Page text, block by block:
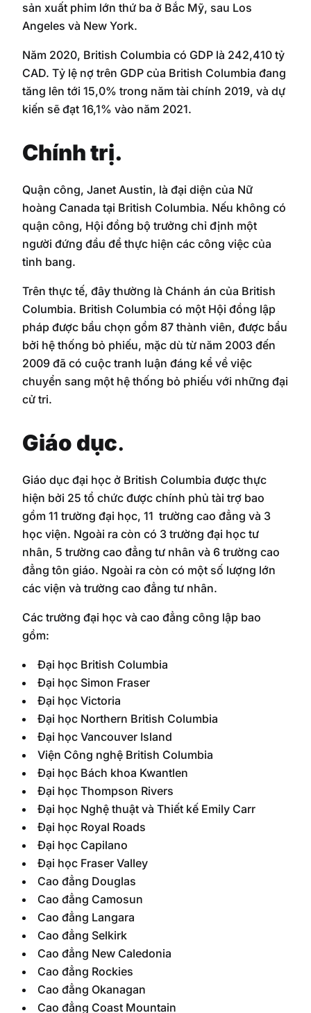
sản xuất phim lớn thứ ba ở Bắc Mỹ, sau Los
Angeles và New York.
Năm 2020, British Columbia có GDP là 242,410 tỷ
CAD. Tỷ lệ nợ trên GDP của British Columbia đang
tăng lên tới 15,0% trong năm tài chính 2019, và dự
kiến ​​sẽ đạt 16,1% vào năm 2021.
Chính trị.
Quận công, Janet Austin, là đại diện của Nữ
hoàng Canada tại British Columbia. Nếu không có
quận công, Hội đồng bộ trưởng chỉ định một
người đứng đầu để thực hiện các công việc của
tỉnh bang.
Trên thực tế, đây thường là Chánh án của British
Columbia. British Columbia có một Hội đồng lập
pháp được bầu chọn gồm 87 thành viên, được bầu
bởi hệ thống bỏ phiếu, mặc dù từ năm 2003 đến
2009 đã có cuộc tranh luận đáng kể về việc
chuyển sang một hệ thống bỏ phiếu với những đại
cử tri.
Giáo dục.
Giáo dục đại học ở British Columbia được thực
hiện bởi 25 tổ chức được chính phủ tài trợ bao
gồm 11 trường đại học, 11 trường cao đẳng và 3
học viện. Ngoài ra còn có 3 trường đại học tư
nhân, 5 trường cao đẳng tư nhân và 6 trường cao
đẳng tôn giáo. Ngoài ra còn có một số lượng lớn
các viện và trường cao đẳng tư nhân.
Các trường đại học và cao đẳng công lập bao
gồm:
Đại học British Columbia
Đại học Simon Fraser
Đại học Victoria
Đại học Northern British Columbia
Đại học Vancouver Island
Viện Công nghệ British Columbia
Đại học Bách khoa Kwantlen
Đại học Thompson Rivers
Đại học Nghệ thuật và Thiết kế Emily Carr
Đại học Royal Roads
Đại học Capilano
Đại học Fraser Valley
Cao đẳng Douglas
Cao đẳng Camosun
Cao đẳng Langara
Cao đẳng Selkirk
Cao đẳng New Caledonia
Cao đẳng Rockies
Cao đẳng Okanagan
Cao đẳng Coast Mountain